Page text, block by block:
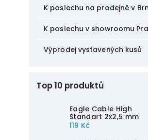
K poslechu na prodejně v
K poslechu v showroomu
Výprodej vystavených kusů
Top 10 produktů
Eagle Cable High
Standart 2x2,5 mm
119 Kč